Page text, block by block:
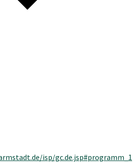
isp/gc.de.jsp#programm_1